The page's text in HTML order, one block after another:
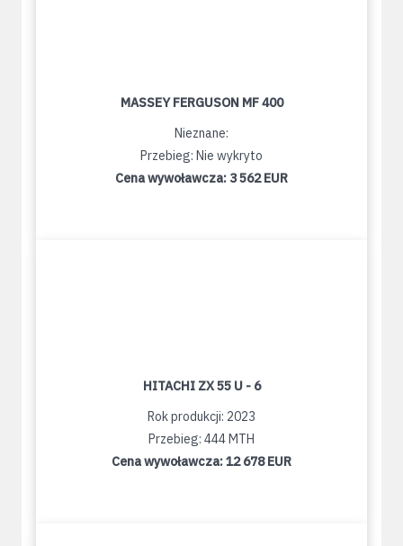
MASSEY FERGUSON MF 400
Nieznane:
Przebieg: Nie wykryto
Cena wywoławcza: 3 562 EUR
HITACHI ZX 55 U - 6
Rok produkcji: 2023
Przebieg: 444 MTH
Cena wywoławcza:12 678 EUR